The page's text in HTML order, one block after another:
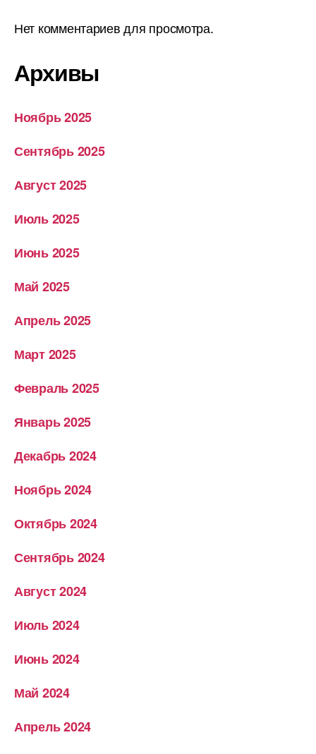
Нет комментариев для просмотра.
Архивы
Ноябрь 2025
Сентябрь 2025
Август 2025
Июль 2025
Июнь 2025
Май 2025
Апрель 2025
Март 2025
Февраль 2025
Январь 2025
Декабрь 2024
Ноябрь 2024
Октябрь 2024
Сентябрь 2024
Август 2024
Июль 2024
Июнь 2024
Май 2024
Апрель 2024